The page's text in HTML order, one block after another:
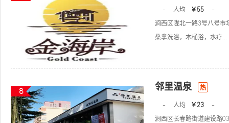
- 人均 ￥55
-
涧西区陇北一路3号八号市
桑拿洗浴，木桶浴，水疗...
8 邻里温泉 热
- 人均 ￥23
-
涧西区长春路街道建设路